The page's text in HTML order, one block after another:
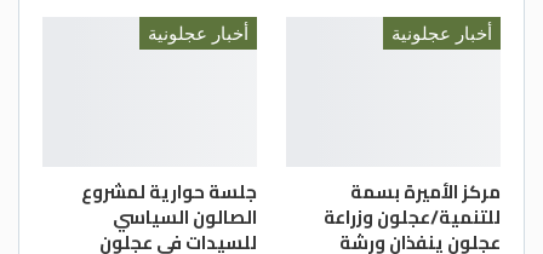
أخبار عجلونية
مركز الأميرة بسمة
للتنمية/عجلون وزراعة
عجلون ينفذان ورشة
أخبار عجلونية
جلسة حوارية لمشروع
الصالون السياسي
للسيدات في عجلون